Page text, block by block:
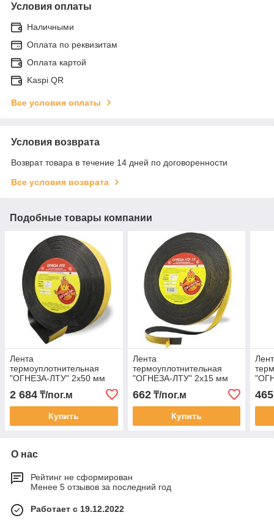
Условия оплаты
Наличными
Оплата по реквизитам
Оплата картой
Kaspi QR
Все условия оплаты
Условия возврата
Возврат товара в течение 14 дней по договоренности
Все условия возврата
Подобные товары компании
Лента
термоуплотнительная
"ОГНЕЗА-ЛТУ" 2х50 мм
2 684 ₸/пог.м
Купить
Лента
термоуплотнительная
"ОГНЕЗА-ЛТУ" 2х15 мм
662₸/пог.м
Купить
465
О нас
Рейтинг не сформирован
Менее 5 отзывов за последний год
Работает с 19.12.2022